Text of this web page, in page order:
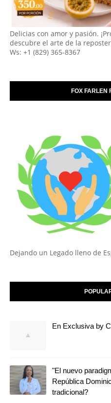
Delicias con amor y pasión.
descubre el arte de la
Ws: +1 (829) 365-8367
FOX FARLEN
Dejando un Legado lleno de
En Exclusiva by
"El nuevo
República
tradicional?